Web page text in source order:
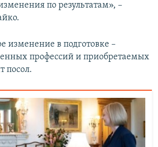
по результатам», –
изменение в подготовке –
профессий и приобретаемых
посол.